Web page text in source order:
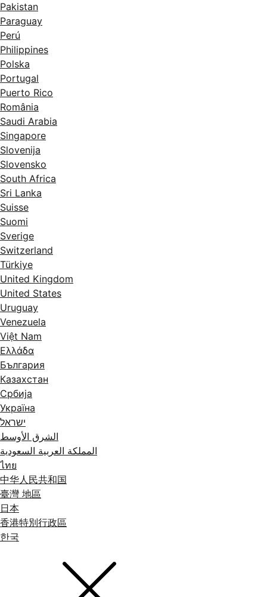
Pakistan
Paraguay
Perú
Philippines
Polska
Portugal
Puerto Rico
România
Saudi Arabia
Singapore
Slovenija
Slovensko
South Africa
Sri Lanka
Suisse
Suomi
Sverige
Switzerland
Türkiye
United Kingdom
United States
Uruguay
Venezuela
Việt Nam
Ελλάδα
България
Казахстан
Србија
Україна
ישראל
الشرق الأوسط
المملكة العربية السعودية
ไทย
中华人民共和国
臺灣 地區
日本
香港特別行政區
한국